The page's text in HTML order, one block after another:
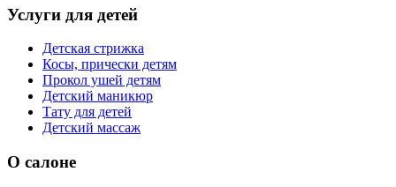
Услуги для детей
Детская стрижка
Косы, прически детям
Прокол ушей детям
Детский маникюр
Тату для детей
Детский массаж
О салоне